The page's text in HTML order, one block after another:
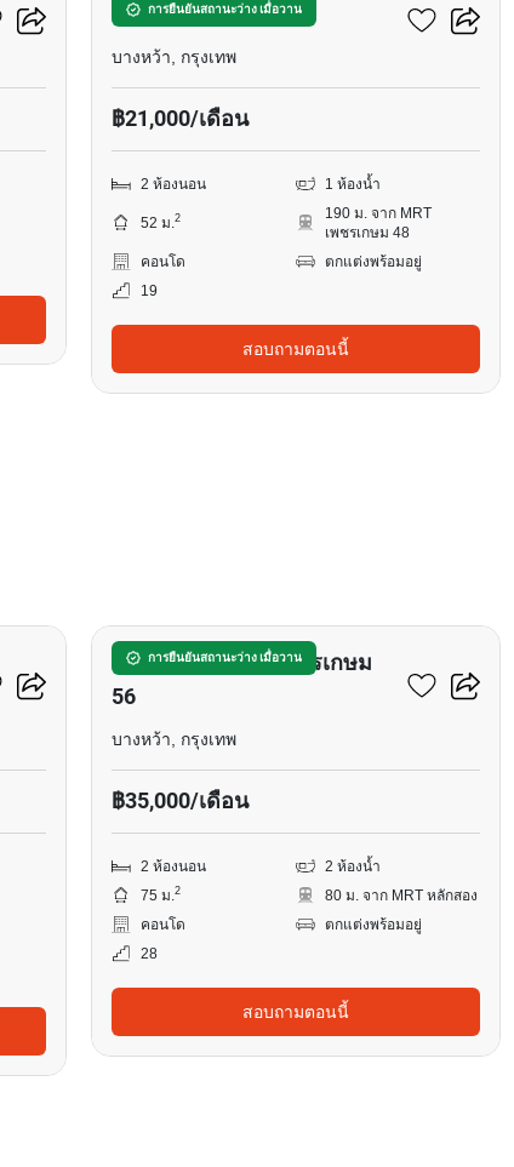
การยืนยันสถานะว่าง เมื่อวาน
เดอะ เบส เพชรเกษม
บางหว้า, กรุงเทพ
฿21,000/เดือน
2 ห้องนอน 1 ห้องน้ำ
52 ม.2
190 ม. จาก MRT
เพชรเกษม 48
คอนโด
ตกแต่งพร้อมอยู่
19
สอบถามตอนนี้
การยืนยันสถานะว่าง เมื่อวาน
เดอะพาร์คแลนด์ เพชรเกษม
56
บางหว้า, กรุงเทพ
฿35,000/เดือน
2 ห้องนอน
2 ห้องน้ำ
75 ม.2
80 ม. จาก MRT หลักสอง
คอนโด
ตกแต่งพร้อมอยู่
28
สอบถามตอนนี้